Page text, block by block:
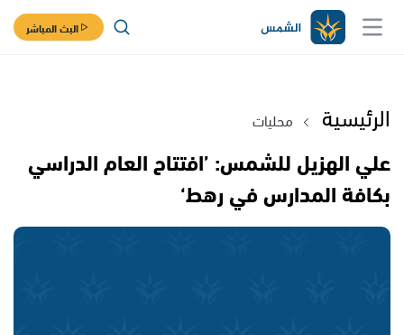
البث المباشر
الرئيسية محليات
علي الهزيل للشمس: ’افتتاح العام الدراسي
بكافة المدارس في رهط‘